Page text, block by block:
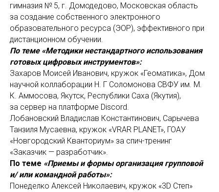
гимназия № 5, г. Домодедово, Московская область
за создание собственного электронного
образовательного ресурса (ЭОР), эффективного при
дистанционном обучении.
По теме «Методики нестандартного использования
готовых цифровых инструментов»:
Захаров Моисей Иванович, кружок «Геоматика», Дом
научной коллаборации Н. Г Соломонова СВФУ им. М.
К. Аммосова, Якутск, Республики Саха (Якутия),
за сервер на платформе Discord.
Лобановский Владислав Константинович, Сарычева
Танзиля Мусаевна, кружок «VRAR PLANET», ГОАУ
«Новгородский Кванториум» за спич-тренинг
«Заказчик — разработчик».
По теме «Приемы и формы организация групповой
и/ или командной работы»:
Понеделко Алексей Николаевич, кружок «3D Степ»